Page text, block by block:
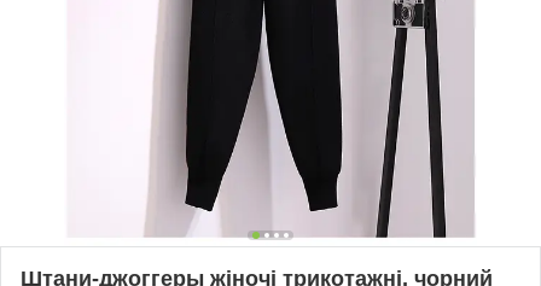
Штани-джоггеры жіночі трикотажні, чорний